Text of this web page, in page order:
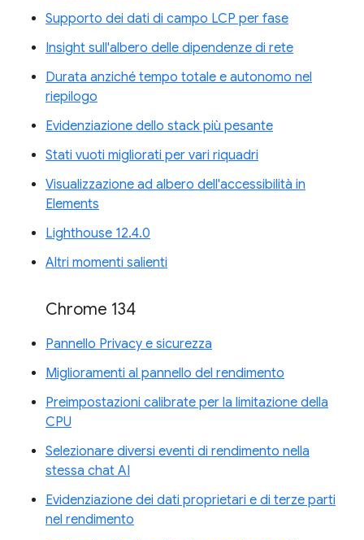
Supporto dei dati di campo LCP per fase
Insight sull'albero delle dipendenze di rete
Durata anziché tempo totale e autonomo nel
riepilogo
Evidenziazione dello stack più pesante
Stati vuoti migliorati per vari riquadri
Visualizzazione ad albero dell'accessibilità in
Elements
Lighthouse 12.4.0
Altri momenti salienti
Chrome 134
Pannello Privacy e sicurezza
Miglioramenti al pannello del rendimento
Preimpostazioni calibrate per la limitazione della
CPU
Selezionare diversi eventi di rendimento nella
stessa chat AI
Evidenziazione dei dati proprietari e di terze parti
nel rendimento